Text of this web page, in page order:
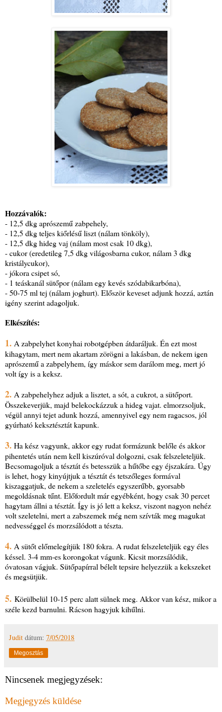
Hozzávalók:
- 12,5 dkg aprószemű zabpehely,
- 12,5 dkg teljes kiőrlésű liszt (nálam tönköly),
- 12,5 dkg hideg vaj (nálam most csak 10 dkg),
- cukor (eredetileg 7,5 dkg világosbarna cukor, nálam 3 dkg
kristálycukor),
- jókora csipet só,
- 1 teáskanál sütőpor (nálam egy kevés szódabikarbóna),
- 50-75 ml tej (nálam joghurt). Először keveset adjunk hozzá, aztán
igény szerint adagoljuk.
Elkészítés:
1. A zabpelyhet konyhai robotgépben átdaráljuk. Én ezt most
kihagytam, mert nem akartam zörögni a lakásban, de nekem igen
aprószemű a zabpelyhem, így máskor sem darálom meg, mert jó
volt így is a keksz.
2. A zabpehelyhez adjuk a lisztet, a sót, a cukrot, a sütőport.
Összekeverjük, majd belekockázzuk a hideg vajat. elmorzsoljuk,
végül annyi tejet adunk hozzá, amennyivel egy nem ragacsos, jól
gyúrható keksztésztát kapunk.
3. Ha kész vagyunk, akkor egy rudat formázunk belőle és akkor
pihentetés után nem kell kiszúróval dolgozni, csak felszeleteljük.
Becsomagoljuk a tésztát és betesszük a hűtőbe egy éjszakára. Úgy
is lehet, hogy kinyújtjuk a tésztát és tetszőleges formával
kiszaggatjuk, de nekem a szeletelés egyszerűbb, gyorsabb
megoldásnak tűnt. Előfordult már egyébként, hogy csak 30 percet
hagytam állni a tésztát. Így is jó lett a keksz, viszont nagyon nehéz
volt szeletelni, mert a zabszemek még nem szívták meg magukat
nedvességgel és morzsálódott a tészta.
4. A sütőt előmelegítjük 180 fokra. A rudat felszeleteljük egy éles
késsel. 3-4 mm-es korongokat vágunk. Kicsit morzsálódik,
óvatosan vágjuk. Sütőpapírral bélelt tepsire helyezzük a kekszeket
és megsütjük.
5. Körülbelül 10-15 perc alatt sülnek meg. Akkor van kész, mikor a
széle kezd barnulni. Rácson hagyjuk kihűlni.
Judit dátum: 7/05/2018
Megosztás
Nincsenek megjegyzések:
Megjegyzés küldése